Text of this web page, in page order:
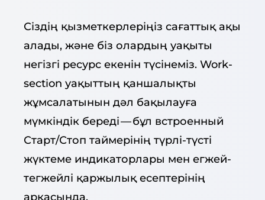
Сіздің қызметкерлеріңіз сағаттық ақы
алады, және біз олардың уақыты
негізгі ресурс екенін түсінеміз. Work­
sec­tion уақыттың қаншалықты
жұмсалатынын дәл бақылауға
мүмкіндік береді — бұл встроенный
Старт/​Стоп таймерінің түрлі-түсті
жүктеме индикаторлары мен егжей-
тегжейлі қаржылық есептерінің
арқасында.